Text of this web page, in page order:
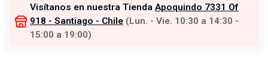
Visítanos en nuestra Tienda Apoquindo 7331 Of
918 - Santiago - Chile (Lun. - Vie. 10:30 a 14:30 -
15:00 a 19:00)